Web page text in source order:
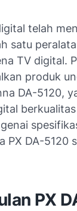
telah
satu
TV digital.
produk
DA-5120,
PX DA-5120
PX